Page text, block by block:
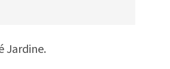
Jardine.